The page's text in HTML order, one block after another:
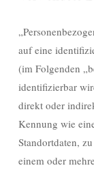
auf eine
(im Folgenden
identifizierbar
direkt oder
Kennung wie
Standortdaten,
einem oder